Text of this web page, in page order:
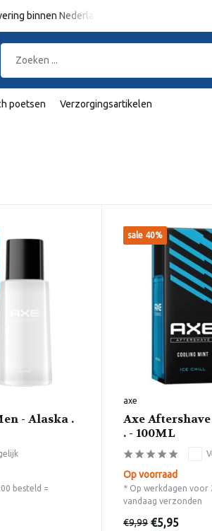
binnen Nederland en België
poetsen Verzorgingsartikelen
- Alaska .
besteld =
sale 40%
axe
Axe
. - 100ML
Op voorraad
* Op werkdagen voor
vandaag verzonden
€9,99 €5,95